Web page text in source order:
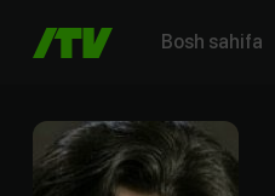
Bosh sahifa